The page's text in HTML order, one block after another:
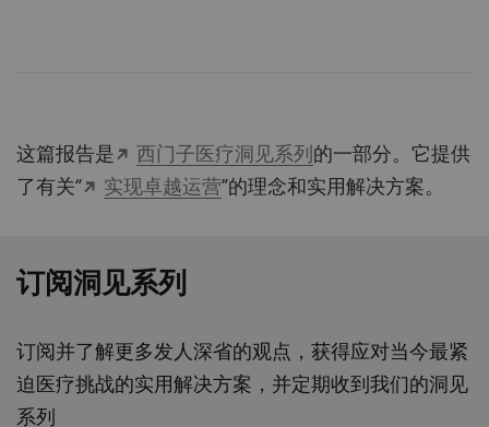
这篇报告是 西门子医疗洞见系列 的一部分。它提供
了有关“
实现卓越运营”的理念和实用解决方案。
订阅洞见系列
订阅并了解更多发人深省的观点，获得应对当今最紧
迫医疗挑战的实用解决方案，并定期收到我们的洞见
系列